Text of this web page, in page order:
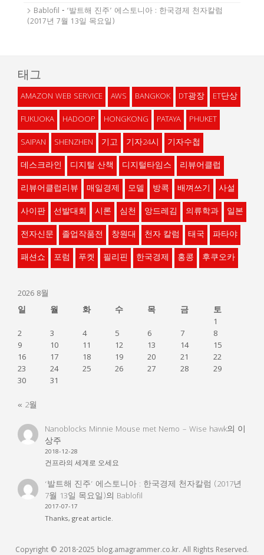
Bablofil - ‘발트해 진주’ 에스토니아 : 한국경제 천자칼럼
(2017년 7월 13일 목요일)
태그
AMAZON WEB SERVICE AWS BANGKOK DT광장
ET단상
FUKUOKA
HADOOP HONGKONG PATAYA
PHUKET
SAIPAN
SHENZHEN 기고 기자24시
기자수첩
데스크라인
디지털 산책 디지털타임스
리뷰어클럽
리뷰어클럽리뷰
매일경제 모델 방콕 배껴쓰기
사설
사이판
선발대회 시론 심천 앙드레김 의류학과
일본
전자신문
졸업작품전 창원대 천자 칼럼 태국
파타야
패션쇼
포럼 푸켓 필리핀 한국경제 홍콩 후쿠오카
2026 8월
일
월 화 수 목 금
토
1
2
3 4 5 6 7
8
9
10 11 12 13 14
15
16
17 18 19 20 21
22
23
24 25 26 27 28
29
30
31
« 2월
Nanoblocks Minnie Mouse met Nemo – Wise hawk의 이
상주
2018-12-28
건프라의 세계로 오세요
‘발트해 진주’ 에스토니아 : 한국경제 천자칼럼 (2017년
7월 13일 목요일)의 Bablofil
2017-07-17
Thanks, great article.
Copyright © 2018-2025 blog.amagrammer.co.kr. All Rights Reserved.